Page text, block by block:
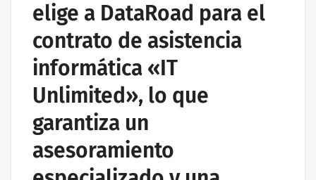
elige a DataRoad para el
contrato de asistencia
informática «IT
Unlimited», lo que
garantiza un
asesoramiento